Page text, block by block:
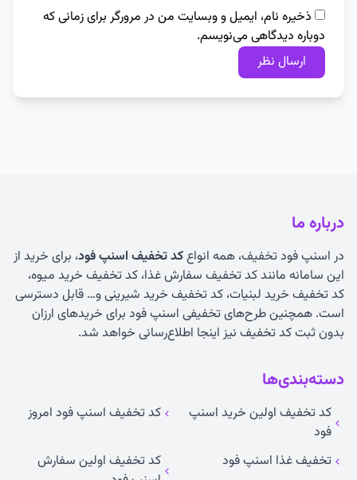
ذخیره نام، ایمیل و وبسایت من در مرورگر برای زمانی که
دوباره دیدگاهی می‌نویسم.
درباره ما
در اسنپ فود تخفیف، همه انواعکد تخفیف اسنپ فود، برای خرید از
این سامانه مانند کد تخفیف سفارش غذا، کد تخفیف خرید میوه،
کد تخفیف خرید لبنیات، کد تخفیف خرید شیرینی و… قابل دسترسی
است. همچنین طرح‌های تخفیفی اسنپ فود برای خریدهای ارزان
بدون ثبت کد تخفیف نیز اینجا اطلاع‌رسانی خواهد شد.
دسته‌بندی‌ها
کد تخفیف اولین خرید اسنپ
فود
کد تخفیف اسنپ فود امروز
تخفیف غذا اسنپ فود
کد تخفیف اولین سفارش